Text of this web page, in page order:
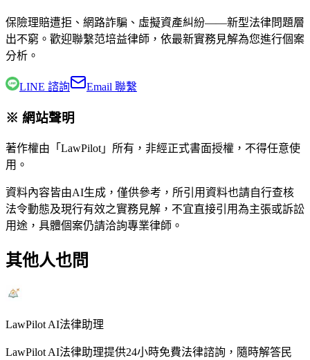
保險理賠遭拒、網路詐騙、虛擬資產糾紛——新型法律問題層
出不窮。歡迎聯繫范培益律師 ，依最新實務見解為您進行個案
分析。
LINE 諮詢 Email 聯繫
※ 網站聲明
著作權由「LawPilot」所有，非經正式書面授權，不得任意使
用。
資料內容皆由AI生成，僅供參考，所引用資料也請自行查核
法令動態及現行有效之實務見解，不宜直接引用為主張或訴訟
用途，具體個案仍請洽詢專業律師。
其他人也問
LawPilot AI法律助理
LawPilot AI法律助理提供24小時免費法律諮詢，隨時解答民